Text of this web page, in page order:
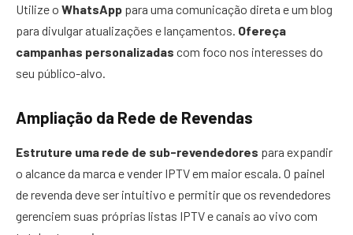
Utilize o WhatsApp para uma comunicação direta e um blog
para divulgar atualizações e lançamentos. Ofereça
campanhas personalizadas com foco nos interesses do
seu público-alvo.
Ampliação da Rede de Revendas
Estruture uma rede de sub-revendedores para expandir
o alcance da marca e vender IPTV em maior escala. O painel
de revenda deve ser intuitivo e permitir que os revendedores
gerenciem suas próprias listas IPTV e canais ao vivo com